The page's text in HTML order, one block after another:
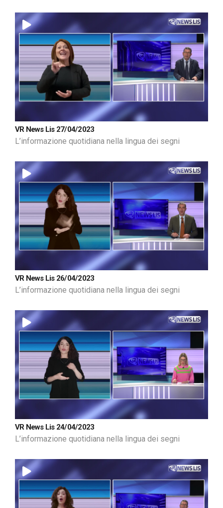
VR News Lis 27/04/2023
L’informazione quotidiana nella lingua dei segni
VR News Lis 26/04/2023
L’informazione quotidiana nella lingua dei segni
VR News Lis 24/04/2023
L’informazione quotidiana nella lingua dei segni